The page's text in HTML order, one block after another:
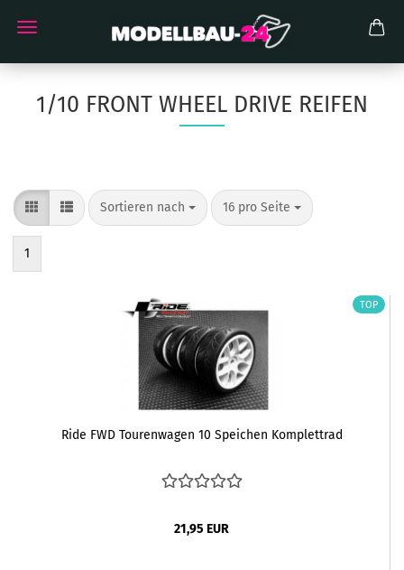
1/10 FRONT WHEEL DRIVE REIFEN
Sortieren nach
Sortieren nach 16 pro Seite
pro Seite
1
TOP
Ride FWD Tourenwagen 10 Speichen Komplettrad
21,95 EUR